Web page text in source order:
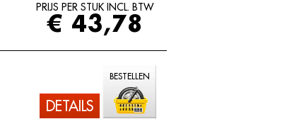
PRIJS PER STUK INCL. BTW
€ 43,78
DETAILS
BESTELLEN